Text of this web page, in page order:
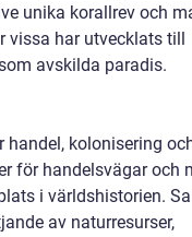
unika korallrev och
vissa har utvecklats till
avskilda paradis.
handel, kolonisering
för handelsvägar och
i världshistorien.
av naturresurser,